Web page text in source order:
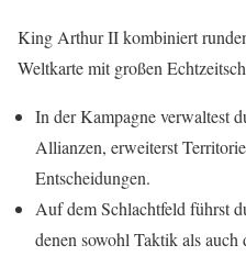
King Arthur II kombiniert
Weltkarte mit großen
In der Kampagne verwaltest
Allianzen, erweiterst
Entscheidungen.
Auf dem Schlachtfeld führst
denen sowohl Taktik als